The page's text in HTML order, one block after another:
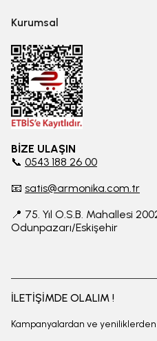
Kurumsal
BİZE ULAŞIN
📞 0543 188 26 00
📧 satis@armonika.com.tr
📍 75. Yıl O.S.B. Mahallesi
Odunpazarı/Eskişehir
İLETİŞİMDE OLALIM !
Kampanyalardan ve